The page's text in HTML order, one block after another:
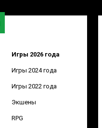
Игры 2026 года
Игры 2024 года
Игры 2022 года
Экшены
RPG